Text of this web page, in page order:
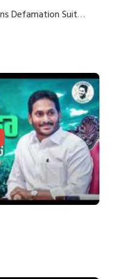
Defamation Suit